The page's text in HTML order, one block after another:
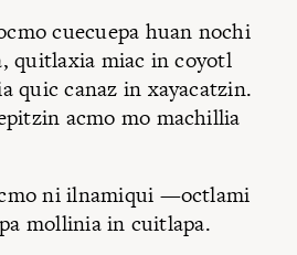
cuecuepa huan nochi
quitlaxia miac in coyotl
quic canaz in xayacatzin.
acmo mo machillia
ni ilnamiqui —octlami
mollinia in cuitlapa.